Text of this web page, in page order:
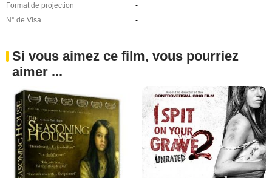
Format de projection
-
N° de Visa
-
Si vous aimez ce film, vous pourriez
aimer ...